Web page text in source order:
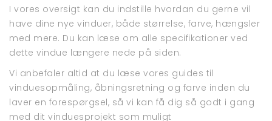
I vores oversigt kan du indstille hvordan du gerne vil
have dine nye vinduer, både størrelse, farve, hængsler
med mere. Du kan læse om alle specifikationer ved
dette vindue længere nede på siden.
Vi anbefaler altid at du læse vores guides til
vinduesopmåling, åbningsretning og farve inden du
laver en forespørgsel, så vi kan få dig så godt i gang
med dit vinduesprojekt som muligt